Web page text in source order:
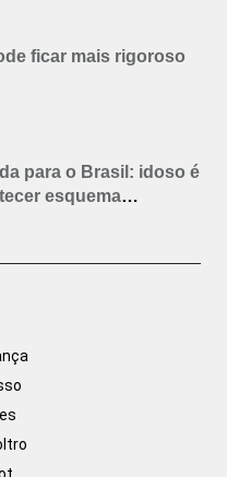
ficar mais rigoroso
para o Brasil: idoso é
esquema